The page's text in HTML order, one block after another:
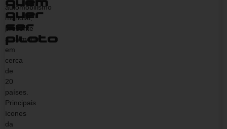
automobilismo
mundial,
presente
atualmente
em
cerca
de
20
países.
Principais
ícones
da
quem
quer
ser
piloto